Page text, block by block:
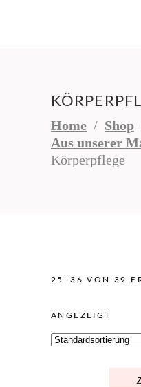
Home / Shop
Aus unserer
Körperpflege
25–36 VON 39
ANGEZEIGT